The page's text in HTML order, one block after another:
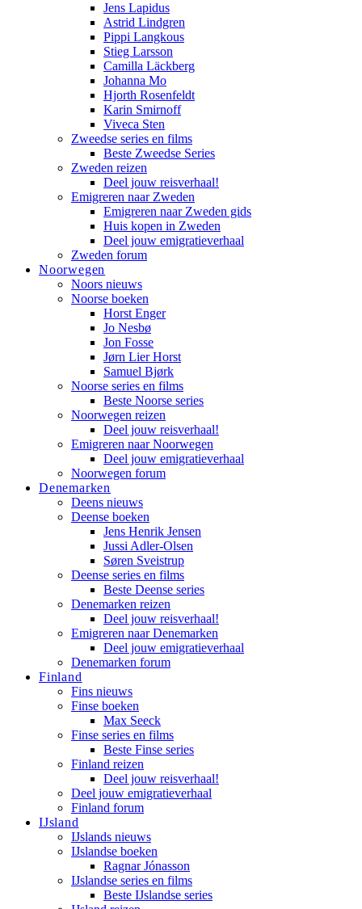
Jens Lapidus
Astrid Lindgren
Pippi Langkous
Stieg Larsson
Camilla Läckberg
Johanna Mo
Hjorth Rosenfeldt
Karin Smirnoff
Viveca Sten
Zweedse series en films
Beste Zweedse Series
Zweden reizen
Deel jouw reisverhaal!
Emigreren naar Zweden
Emigreren naar Zweden gids
Huis kopen in Zweden
Deel jouw emigratieverhaal
Zweden forum
Noorwegen
Noors nieuws
Noorse boeken
Horst Enger
Jo Nesbø
Jon Fosse
Jørn Lier Horst
Samuel Bjørk
Noorse series en films
Beste Noorse series
Noorwegen reizen
Deel jouw reisverhaal!
Emigreren naar Noorwegen
Deel jouw emigratieverhaal
Noorwegen forum
Denemarken
Deens nieuws
Deense boeken
Jens Henrik Jensen
Jussi Adler-Olsen
Søren Sveistrup
Deense series en films
Beste Deense series
Denemarken reizen
Deel jouw reisverhaal!
Emigreren naar Denemarken
Deel jouw emigratieverhaal
Denemarken forum
Finland
Fins nieuws
Finse boeken
Max Seeck
Finse series en films
Beste Finse series
Finland reizen
Deel jouw reisverhaal!
Deel jouw emigratieverhaal
Finland forum
IJsland
IJslands nieuws
IJslandse boeken
Ragnar Jónasson
IJslandse series en films
Beste IJslandse series